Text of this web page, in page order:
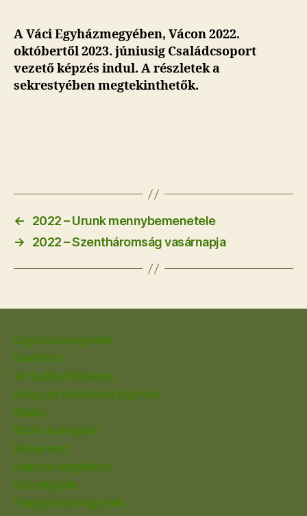
A Váci Egyházmegyében, Vácon 2022.
októbertől 2023. júniusig Családcsoport
vezető képzés indul. A részletek a
sekrestyében megtekinthetők.
←
2022 – Urunk mennybemenetele
→
2022 – Szentháromság vasárnapja
Egyházmegyénk
Karitász
Virtuális Plébánia
Magyar Katolikus Egyház
Biblia
Bízd rá magad
Miserend
Napi evangélium
Községünk
Főegyházmegyénk